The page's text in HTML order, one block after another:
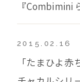
『Combimini
2015.02.16
「たまひよ